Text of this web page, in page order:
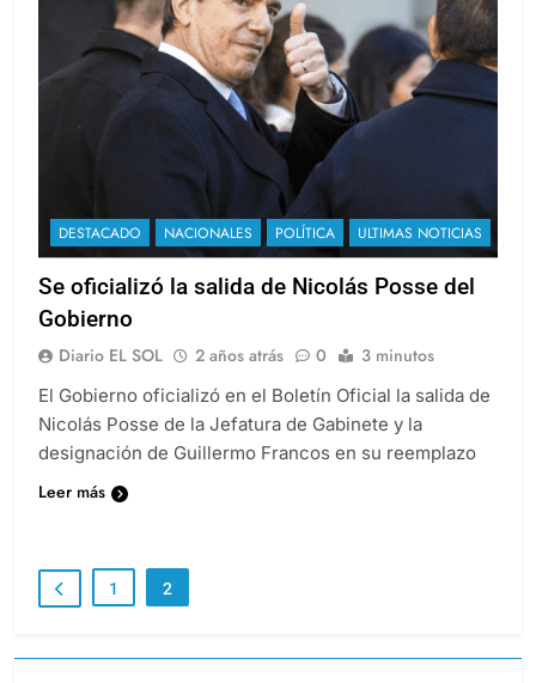
DESTACADO NACIONALES POLÍTICA ULTIMAS NOTICIAS
Se oficializó la salida de Nicolás Posse del
Gobierno
Diario EL SOL 2 años atrás 0 3 minutos
El Gobierno oficializó en el Boletín Oficial la salida de
Nicolás Posse de la Jefatura de Gabinete y la
designación de Guillermo Francos en su reemplazo
Leer más
1 2